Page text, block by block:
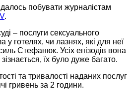
побувати журналістам
.
– послуги сексуального
у готелях, чи лазнях, які для неї
Стефанюк. Усіх епізодів вона
їх було дуже багато.
та тривалості наданих послуг
гривень за 2 години.